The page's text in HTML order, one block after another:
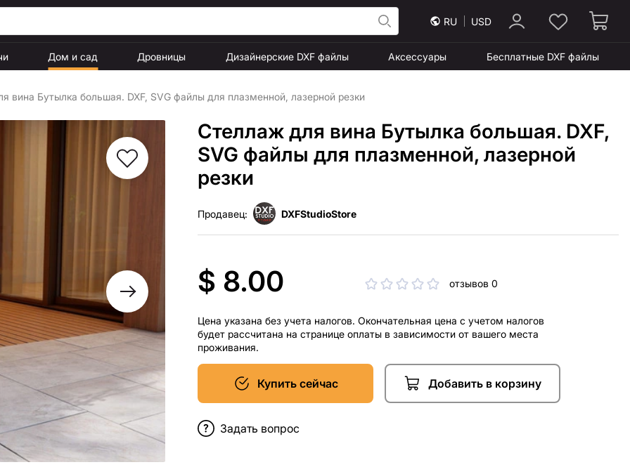
RU USD
Дом и сад Дровницы Дизайнерские DXF файлы Аксессуары Бесплатные DXF файлы
вина Бутылка большая. DXF, SVG файлы для плазменной, лазерной резки
Стеллаж для вина Бутылка большая. DXF,
SVG файлы для плазменной, лазерной
резки
Продавец: DXFStudioStore
$ 8.00 отзывов 0
Цена указана без учета налогов. Окончательная цена с учетом налогов
будет рассчитана на странице оплаты в зависимости от вашего места
проживания.
Купить сейчас Добавить в корзину
Задать вопрос